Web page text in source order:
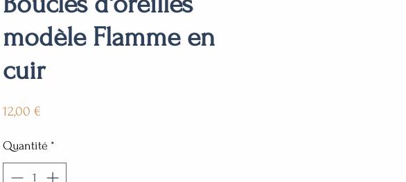
modèle Flamme en
cuir
12,00 €
Quantité *